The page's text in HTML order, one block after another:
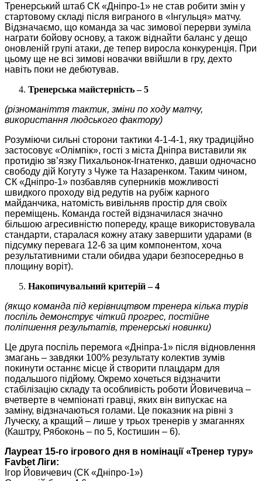
Тренерський штаб СК «Дніпро-1» не став робити змін у
стартовому складі після виграного в «Інгульця» матчу.
Відзначаємо, що команда за час зимової перерви зуміла
награти бойову основу, а також віднайти баланс у дещо
оновленій групі атаки, де тепер виросла конкуренція. При
цьому ще не всі зимові новачки ввійшли в гру, дехто
навіть поки не дебютував.
Тренерська майстерність – 5
(різноманіття тактик, зміни по ходу матчу,
використання людського фактору)
Розуміючи сильні сторони тактики 4-1-4-1, яку традиційно
застосовує «Олімпік», гості з міста Дніпра виставили як
протидію зв’язку Пихальонок-Ігнатенко, давши одночасно
свободу дій Когуту з Чуже та Назаренком. Таким чином,
СК «Дніпро-1» позбавляв суперників можливості
швидкого проходу від редутів на рубіж карного
майданчика, натомість вивільняв простір для своїх
переміщень. Команда гостей відзначилася значно
більшою агресивністю попереду, краще використовувала
стандарти, старалася кожну атаку завершити ударами (в
підсумку перевага 12-6 за цим компонентом, хоча
результативними стали обидва удари безпосередньо в
площину воріт).
Накопичувальний критерій – 4
(якщо команда під керівництвом тренера кілька турів
поспіль демонструє чіткий прогрес, постійне
поліпшення результатів, тренерські новинки)
Це друга поспіль перемога «Дніпра-1» після відновлення
змагань – завдяки 100% результату колектив зумів
покинути останнє місце й створити плацдарм для
подальшого підйому. Окремо хочеться відзначити
стабілізацію складу та особливість роботи Йовичевича –
вчетверте в чемпіонаті гравці, яких він випускає на
заміну, відзначаються голами. Це показник на рівні з
Луческу, а кращий – лише у трьох тренерів у змаганнях
(Каштру, Рябоконь – по 5, Костишин – 6).
Лауреат 15-го ігрового дня в номінації «Тренер туру»
Favbet Ліги:
Ігор Йовичевич (СК «Дніпро-1»)